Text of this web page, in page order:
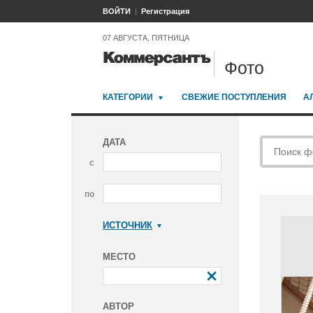
ВОЙТИ Регистрация
07 АВГУСТА, ПЯТНИЦА
Фото
КАТЕГОРИИ СВЕЖИЕ ПОСТУПЛЕНИЯ
ДАТА
с
по
ИСТОЧНИК
МЕСТО
АВТОР